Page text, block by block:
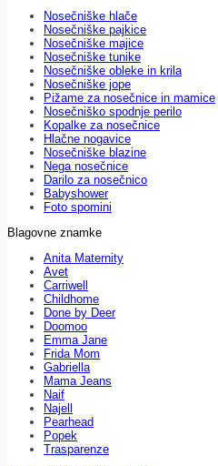
Nosečniške hlače
Nosečniške pajkice
Nosečniške majice
Nosečniške tunike
Nosečniške obleke in krila
Nosečniške jope
Pižame za nosečnice in mamice
Nosečniško spodnje perilo
Kopalke za nosečnice
Hlačne nogavice
Nosečniške blazine
Nega nosečnice
Darilo za nosečnico
Babyshower
Foto spomini
Blagovne znamke
Anita Maternity
Avet
Carriwell
Childhome
Done by Deer
Doomoo
Emma Jane
Frida Mom
Gabriella
Mama Jeans
Naif
Najell
Pearhead
Popek
Trasparenze